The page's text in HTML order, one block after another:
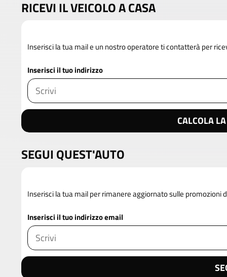
RICEVI IL VEICOLO A CASA
Inserisci la tua mail e un nostro operatore ti contatterà per
Inserisci il tuo indirizzo
CALCOLA
SEGUI QUEST'AUTO
Inserisci la tua mail per rimanere aggiornato sulle promozioni
Inserisci il tuo indirizzo email